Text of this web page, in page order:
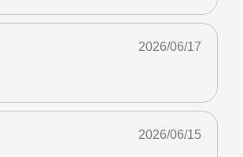
2026/06/17
2026/06/15